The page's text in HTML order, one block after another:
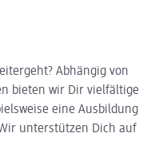
Abhängig von
bieten wir Dir vielfältige
eine Ausbildung
unterstützen Dich auf